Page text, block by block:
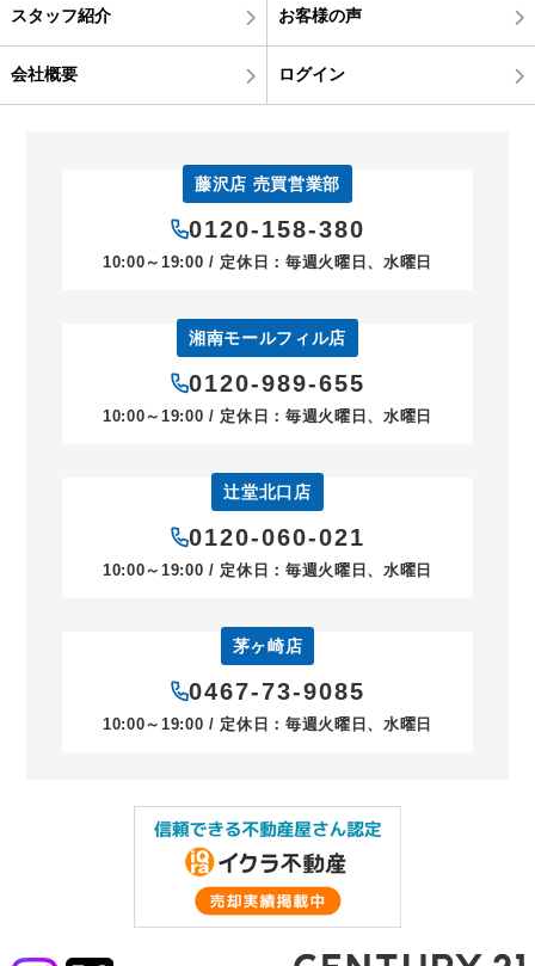
スタッフ紹介 お客様の声
会社概要 ログイン
藤沢店 売買営業部
0120-158-380
10:00～19:00 / 定休日：毎週火曜日、水曜日
湘南モールフィル店
0120-989-655
10:00～19:00 / 定休日：毎週火曜日、水曜日
辻堂北口店
0120-060-021
10:00～19:00 / 定休日：毎週火曜日、水曜日
茅ヶ崎店
0467-73-9085
10:00～19:00 / 定休日：毎週火曜日、水曜日